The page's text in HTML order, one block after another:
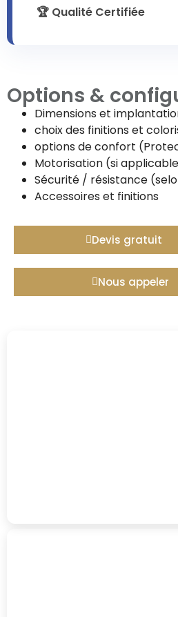
🏆 Qualité Certifiée
Options &
Dimensions et
choix des finitions et
options de confort
Motorisation (si
Sécurité / résistance
Accessoires et finitions
Devis gratuit
Nous appeler